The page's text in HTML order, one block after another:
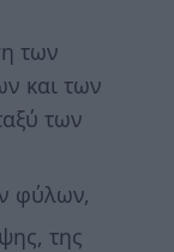
των
και των
των
φύλων,
της